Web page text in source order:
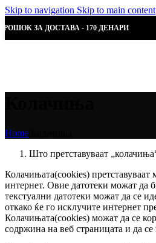
Skip to navigation Skip to main content
ЗА ДОСТАВА - 170 ДЕНАРИ
Home
Што претставуваат
Колачињата(cookies)
интернет. Овие датотеки можат да
текстуални датотеки можат да се
откако ќе го исклучите интернет
Колачињата(cookies) можат да се
содржина на веб страницата и да